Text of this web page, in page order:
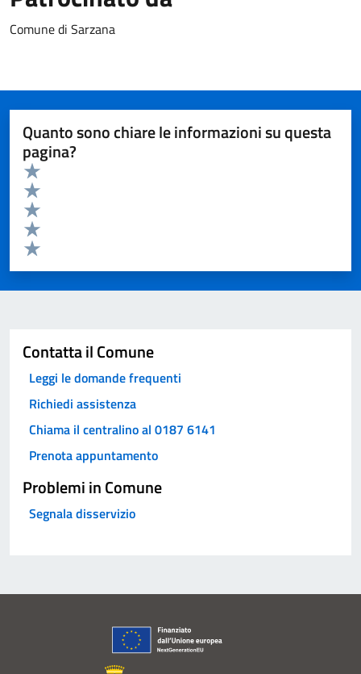
Comune di Sarzana
Quanto sono chiare le informazioni su questa
pagina?
Valuta da 1 a 5 stelle la pagina
Valuta 5 stelle su 5
Valuta 4 stelle su 5
Valuta 3 stelle su 5
Valuta 2 stelle su 5
Valuta 1 stelle su 5
Contatta il Comune
Leggi le domande frequenti
Richiedi assistenza
Chiama il centralino al 0187 6141
Prenota appuntamento
Problemi in Comune
Segnala disservizio